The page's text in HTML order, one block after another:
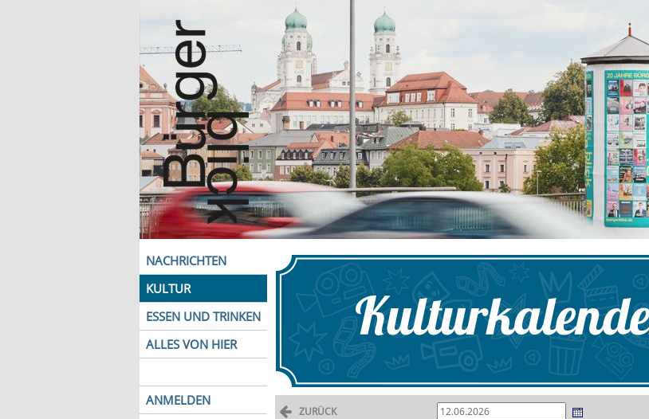
NACHRICHTEN
KULTUR
ESSEN UND TRINKEN
ALLES VON HIER
ANMELDEN
ZURÜCK